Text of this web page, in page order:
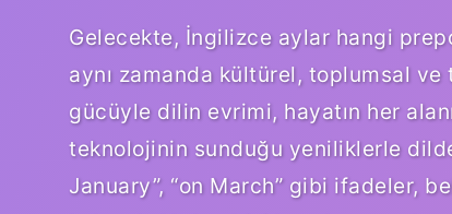
Gelecekte, İngilizce aylar hangi
aynı zamanda kültürel, toplumsal
gücüyle dilin evrimi, hayatın her
teknolojinin sunduğu yeniliklerle
January”, “on March” gibi ifadeler,